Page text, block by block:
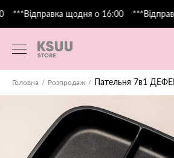
***Відправка щодня о 16:00
Головна Розпродаж Пательня 7в1